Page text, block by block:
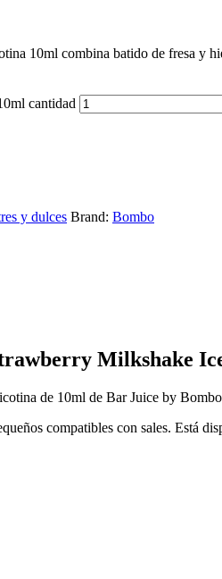
10ml combina batido de fresa y
cantidad
y dulces Brand: Bombo
Milkshake
de 10ml de Bar Juice by
compatibles con sales. Está